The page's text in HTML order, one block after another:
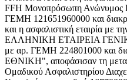
FFH Μονοπρόσωπη Ανώνυμος
ΓΕΜΗ 121651960000 και
και η ασφαλιστική εταιρία
ΕΛΛΗΝΙΚΗ ΕΤΑΙΡΕΙΑ
με αρ. ΓΕΜΗ 224801000 και
ΕΘΝΙΚΗ", αποφάσισαν τη
Ομαδικού Ασφαλιστηρίου